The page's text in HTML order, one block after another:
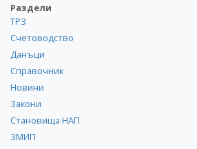
Раздели
ТРЗ
Счетоводство
Данъци
Справочник
Новини
Закони
Становища НАП
ЗМИП